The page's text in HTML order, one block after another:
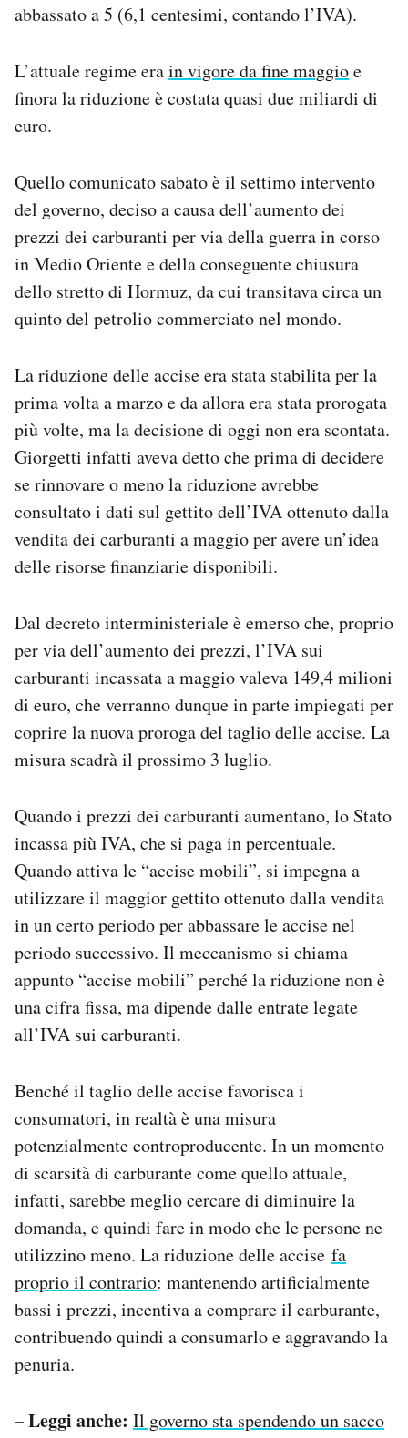
abbassato a 5 (6,1 centesimi, contando l’IVA).
L’attuale regime erain vigore da fine maggioe
finora la riduzione è costata quasi due miliardi di
euro.
Quello comunicato sabato è il settimo intervento
del governo, deciso a causa dell’aumento dei
prezzi dei carburanti per via della guerra in corso
in Medio Oriente e della conseguente chiusura
dello stretto di Hormuz, da cui transitava circa un
quinto del petrolio commerciato nel mondo.
La riduzione delle accise era stata stabilita per la
prima volta a marzo e da allora era stata prorogata
più volte, ma la decisione di oggi non era scontata.
Giorgetti infatti aveva detto che prima di decidere
se rinnovare o meno la riduzione avrebbe
consultato i dati sul gettito dell’IVA ottenuto dalla
vendita dei carburanti a maggio per avere un’idea
delle risorse finanziarie disponibili.
Dal decreto interministeriale è emerso che, proprio
per via dell’aumento dei prezzi, l’IVA sui
carburanti incassata a maggio valeva 149,4 milioni
di euro, che verranno dunque in parte impiegati per
coprire la nuova proroga del taglio delle accise. La
misura scadrà il prossimo 3 luglio.
Quando i prezzi dei carburanti aumentano, lo Stato
incassa più IVA, che si paga in percentuale.
Quando attiva le “accise mobili”, si impegna a
utilizzare il maggior gettito ottenuto dalla vendita
in un certo periodo per abbassare le accise nel
periodo successivo. Il meccanismo si chiama
appunto “accise mobili” perché la riduzione non è
una cifra fissa, ma dipende dalle entrate legate
all’IVA sui carburanti.
Benché il taglio delle accise favorisca i
consumatori, in realtà è una misura
potenzialmente controproducente. In un momento
di scarsità di carburante come quello attuale,
infatti, sarebbe meglio cercare di diminuire la
domanda, e quindi fare in modo che le persone ne
utilizzino meno. La riduzione delle accise fa
proprio il contrario: mantenendo artificialmente
bassi i prezzi, incentiva a comprare il carburante,
contribuendo quindi a consumarlo e aggravando la
penuria.
– Leggi anche: Il governo sta spendendo un sacco